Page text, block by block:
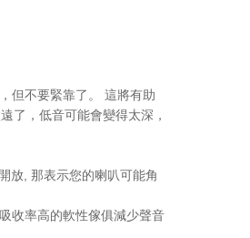
但不要緊靠了。 這將有助
了，低音可能會變得太深，
放, 那表示您的喇叭可能角
收率高的軟性傢俱減少聲音